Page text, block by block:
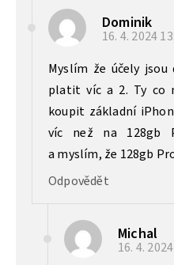
Dominik
16. 4. 2024
Myslím že účely
platit víc a 2. Ty co
koupit základní
víc než na 128gb
a myslím, že 128gb
Odpovědět
Michal
16. 4. 2024